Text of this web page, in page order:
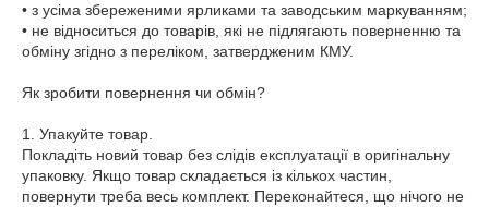
• з усіма збереженими ярликами та заводським маркуванням;
• не відноситься до товарів, які не підлягають поверненню та
обміну згідно з переліком, затвердженим КМУ.
Як зробити повернення чи обмін?
1. Упакуйте товар.
Покладіть новий товар без слідів експлуатації в оригінальну
упаковку. Якщо товар складається із кількох частин,
повернути треба весь комплект. Переконайтеся, що нічого не